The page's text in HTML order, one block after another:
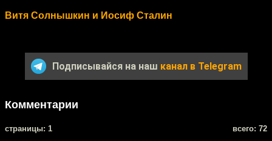
Витя Солнышкин и Иосиф Сталин
Подписывайся на наш канал в Telegram
Комментарии
cтраницы: 1 всего: 72